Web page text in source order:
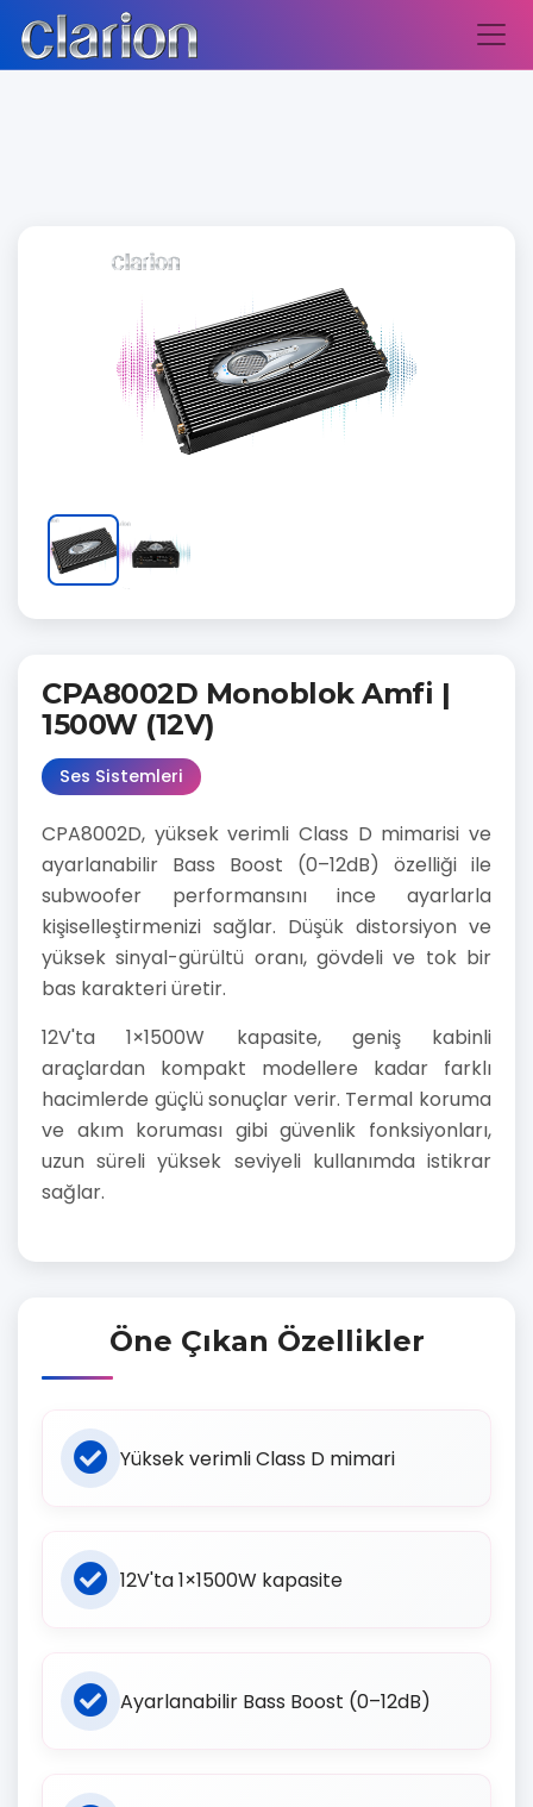
CPA8002D Monoblok Amfi |
1500W (12V)
Ses Sistemleri
CPA8002D, yüksek verimli Class D mimarisi ve
ayarlanabilir Bass Boost (0–12dB) özelliği ile
subwoofer performansını ince ayarlarla
kişiselleştirmenizi sağlar. Düşük distorsiyon ve
yüksek sinyal-gürültü oranı, gövdeli ve tok bir
bas karakteri üretir.
12V'ta 1×1500W kapasite, geniş kabinli
araçlardan kompakt modellere kadar farklı
hacimlerde güçlü sonuçlar verir. Termal koruma
ve akım koruması gibi güvenlik fonksiyonları,
uzun süreli yüksek seviyeli kullanımda istikrar
sağlar.
Öne Çıkan Özellikler
Yüksek verimli Class D mimari
12V'ta 1×1500W kapasite
Ayarlanabilir Bass Boost (0–12dB)